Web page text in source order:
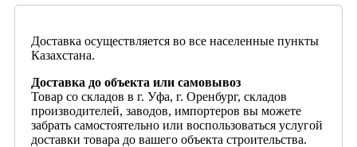
Доставка осуществляется во все населенные пункты
Казахстана.
Доставка до объекта или самовывоз
Товар со складов в г. Уфа, г. Оренбург, складов
производителей, заводов, импортеров вы можете
забрать самостоятельно или воспользоваться услугой
доставки товара до вашего объекта строительства.